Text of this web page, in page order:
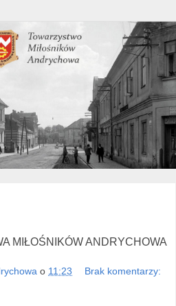
MIŁOŚNIKÓW ANDRYCHOWA
o 11:23 Brak komentarzy: